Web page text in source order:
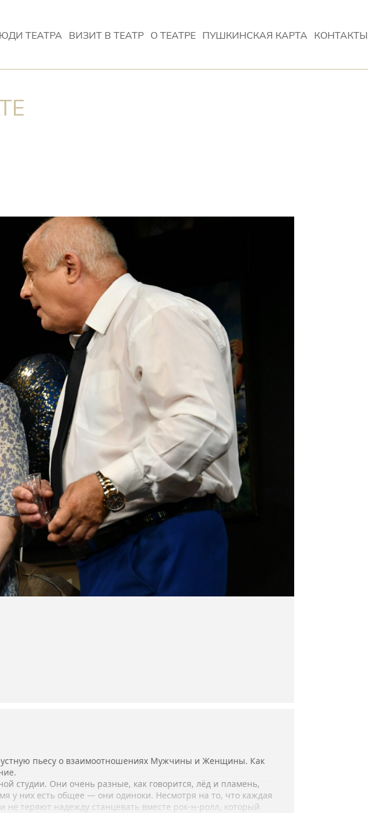
ТЕАТРА ВИЗИТ В ТЕАТР О ТЕАТРЕ ПУШКИНСКАЯ КАРТА КОНТАКТЫ
пьесу о взаимоотношениях Мужчины и Женщины. Как
студии. Они очень разные, как говорится, лёд и пламень,
у них есть общее — они одиноки. Несмотря на то, что каждая
не теряют надежду станцевать вместе рок-н-ролл, который